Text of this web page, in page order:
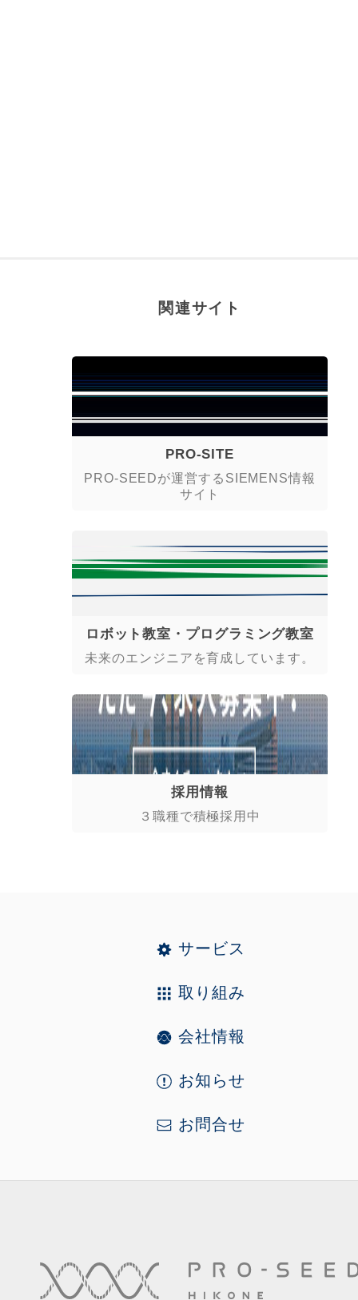
関連サイト
PRO-SITE
PRO-SEEDが運営するSIEMENS情報
サイト
ロボット教室・プログラミング教室
未来のエンジニアを育成しています。
採用情報
３職種で積極採用中
サービス
取り組み
会社情報
お知らせ
お問合せ